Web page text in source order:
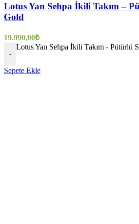
Lotus Yan Sehpa İkili Takım –
Gold
19.990,00₺
-
Lotus Yan Sehpa İkili Takım - Pütürlü
Sepete Ekle